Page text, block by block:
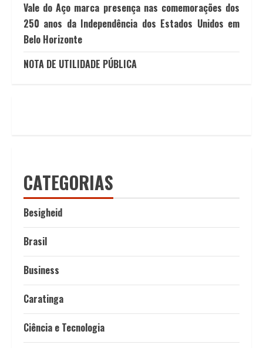
Vale do Aço marca presença nas comemorações dos
250 anos da Independência dos Estados Unidos em
Belo Horizonte
NOTA DE UTILIDADE PÚBLICA
CATEGORIAS
Besigheid
Brasil
Business
Caratinga
Ciência e Tecnologia